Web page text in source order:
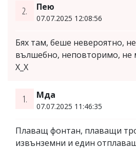
2. Пею
07.07.2025 12:08:56
Бях там, беше невероятно,
вълшебно, неповторимо, не
X_X
1. Мда
07.07.2025 11:46:35
Плаващ фонтан, плаващи
извънземни и един